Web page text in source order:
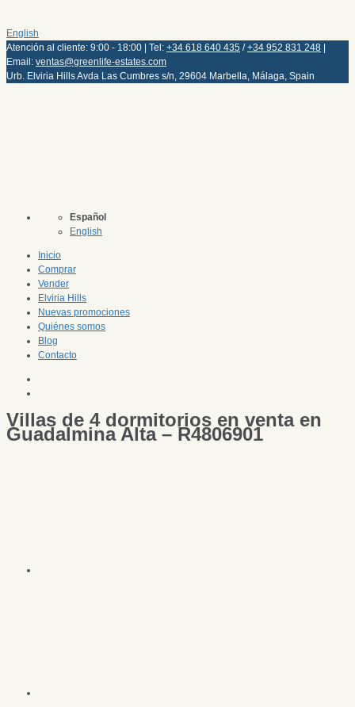
English
Atención al cliente: 9:00 - 18:00 | Tel: +34 618 640 435 /+34 952 831 248
Email: ventas@greenlife-estates.com
Urb. Elviria Hills Avda Las Cumbres s/n, 29604 Marbella, Málaga, Spain
Español
English
Inicio
Comprar
Vender
Elviria Hills
Nuevas promociones
Quiénes somos
Blog
Contacto
Villas de 4 dormitorios en venta en
Guadalmina Alta – R4806901